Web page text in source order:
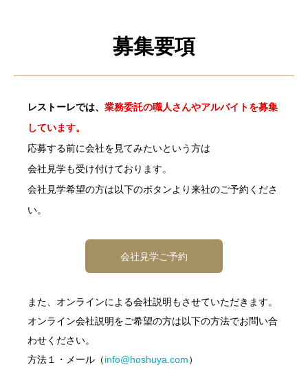
募集要項
レストーレでは、業務委託の職人さんやアルバイトを募集
しています。
応募する前に会社を見てみたいという方は
会社見学も受け付けております。
会社見学希望の方は以下のボタンより来社のご予約くださ
い。
会社見学ご予約
また、オンラインによる会社説明もさせていただきます。
オンライン会社説明をご希望の方は以下の方法でお問い合
わせください。
方法１・メール（info@hoshuya.com）